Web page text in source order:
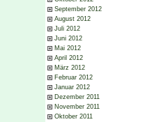
September 2012
August 2012
Juli 2012
Juni 2012
Mai 2012
April 2012
März 2012
Februar 2012
Januar 2012
Dezember 2011
November 2011
Oktober 2011